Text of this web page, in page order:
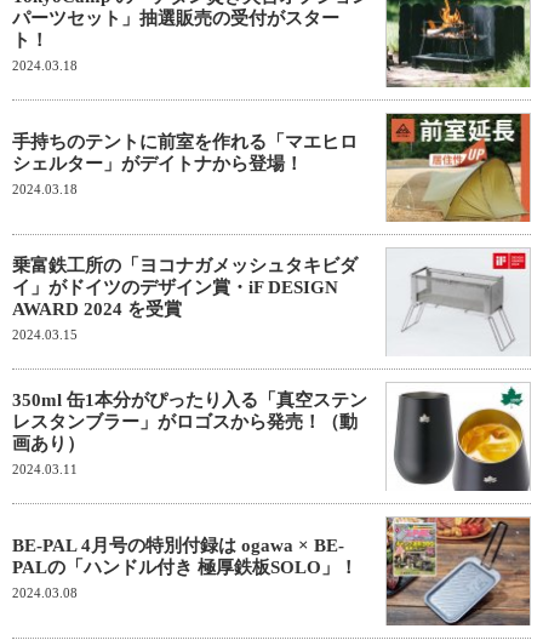
パーツセット」抽選販売の受付がスター
ト！
2024.03.18
手持ちのテントに前室を作れる「マエヒロ
シェルター」がデイトナから登場！
2024.03.18
乗富鉄工所の「ヨコナガメッシュタキビダ
イ」がドイツのデザイン賞・iF DESIGN
AWARD 2024 を受賞
2024.03.15
350ml 缶1本分がぴったり入る「真空ステン
レスタンブラー」がロゴスから発売！（動
画あり）
2024.03.11
BE-PAL 4月号の特別付録は ogawa × BE-
PALの「ハンドル付き 極厚鉄板SOLO」！
2024.03.08